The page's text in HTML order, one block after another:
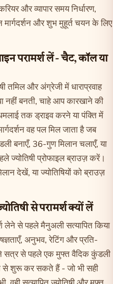
और व्यापार समय निर्धारण,
मार्गदर्शन और शुभ मुहूर्त चयन के लिए
परामर्श लें - चैट, कॉल या
तमिल और अंग्रेजी में धाराप्रवाह
नहीं बनती, चाहे आप कारखाने की
तक ड्राइव करने या पंक्ति में
वह पल मिल जाता है जब
बनाएँ, 36-गुण मिलान चलाएँ, या
ज्योतिषी प्रोफाइल ब्राउज़ करें।
देखें, याज्योतिषियों को ब्राउज़
से परामर्श क्यों लें
लेने से पहले मैनुअली सत्यापित किया
अनुभव, रेटिंग और प्रति-
से पहले एक मुफ्त वैदिक कुंडली
से शुरू कर सकते हैं - जो भी सही